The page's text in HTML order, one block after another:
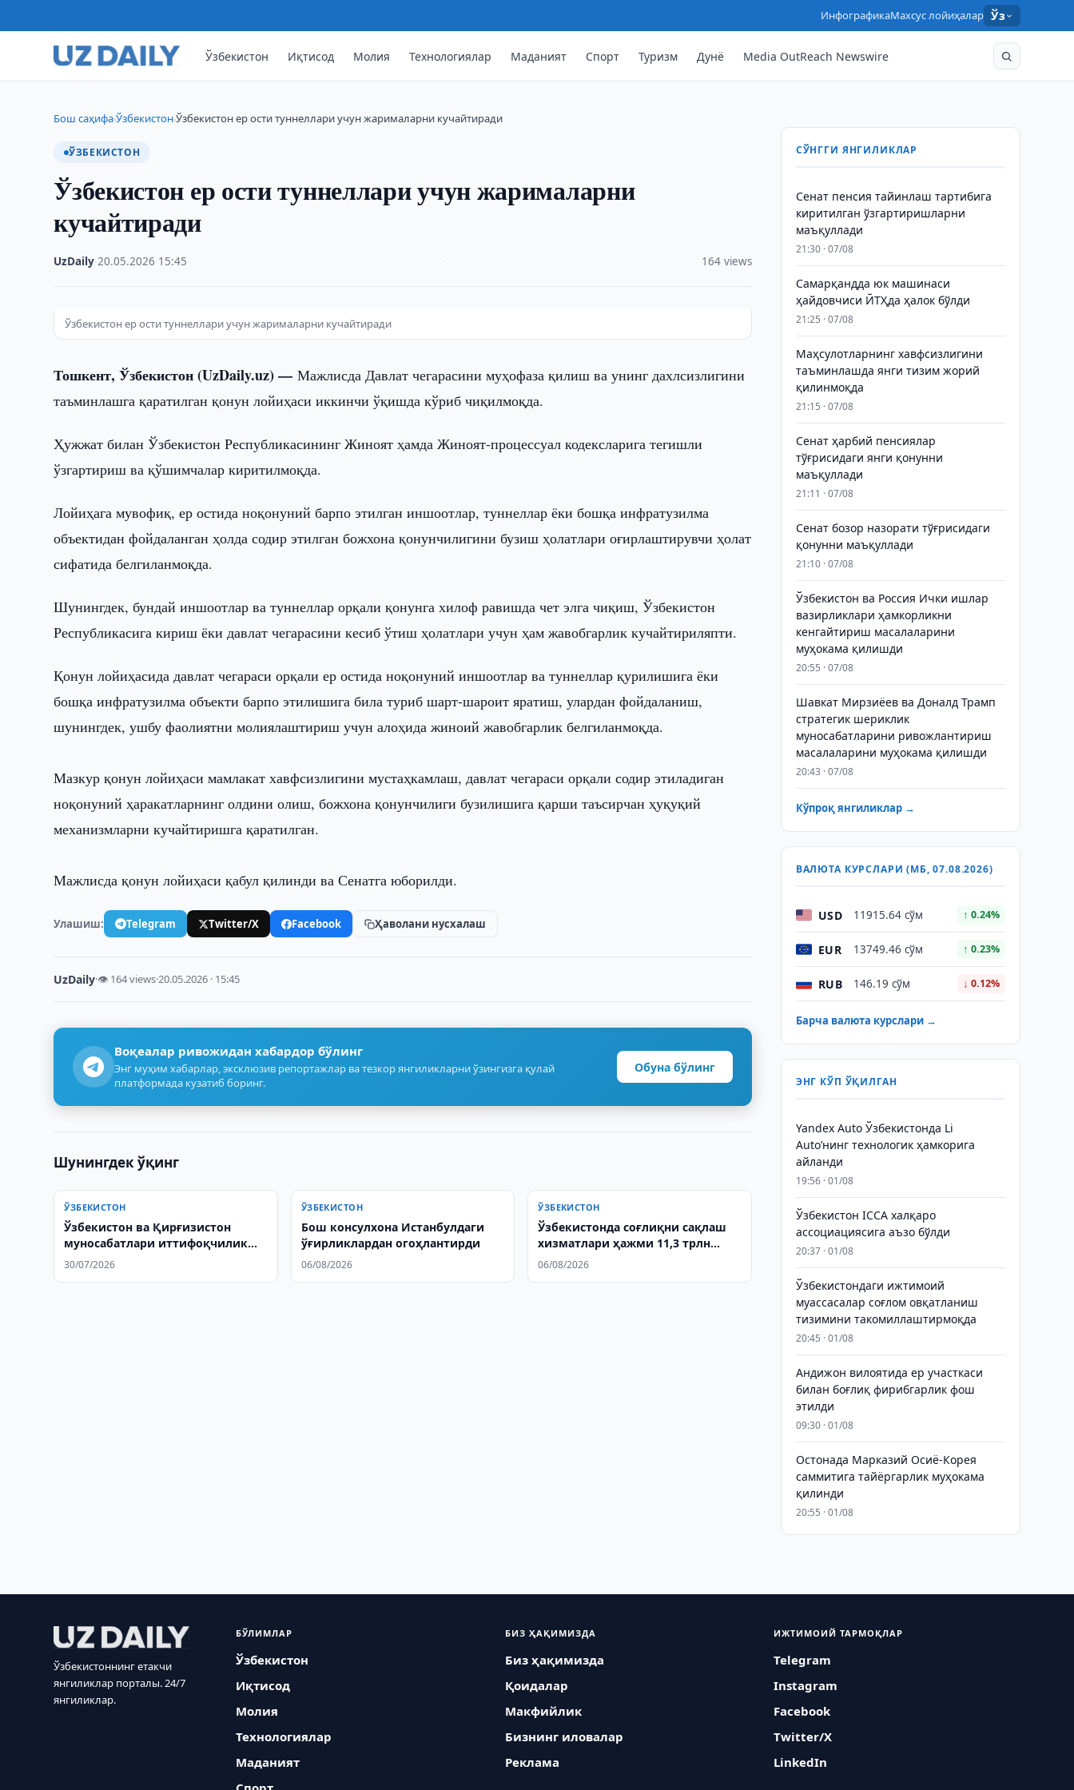
ИнфографикаМахсус лойиҳалар Ўз
Ўзбекистон Иқтисод Молия Технологиялар Маданият Спорт Туризм Дунё Media OutReach Newswire
Бош саҳифа›Ўзбекистон›Ўзбекистон ер ости туннеллари учун жарималарни кучайтиради
ЎЗБЕКИСТОН
Ўзбекистон ер ости туннеллари учун жарималарни
кучайтиради
UzDaily ·20.05.2026 15:45 164 views
Ўзбекистон ер ости туннеллари учун жарималарни кучайтиради
Тошкент, Ўзбекистон (UzDaily.uz) —Мажлисда Давлат чегарасини муҳофаза қилиш ва унинг дахлсизлигини
таъминлашга қаратилган қонун лойиҳаси иккинчи ўқишда кўриб чиқилмоқда.
Ҳужжат билан Ўзбекистон Республикасининг Жиноят ҳамда Жиноят-процессуал кодексларига тегишли
ўзгартириш ва қўшимчалар киритилмоқда.
Лойиҳага мувофиқ, ер остида ноқонуний барпо этилган иншоотлар, туннеллар ёки бошқа инфратузилма
объектидан фойдаланган ҳолда содир этилган божхона қонунчилигини бузиш ҳолатлари оғирлаштирувчи ҳолат
сифатида белгиланмоқда.
Шунингдек, бундай иншоотлар ва туннеллар орқали қонунга хилоф равишда чет элга чиқиш, Ўзбекистон
Республикасига кириш ёки давлат чегарасини кесиб ўтиш ҳолатлари учун ҳам жавобгарлик кучайтириляпти.
Қонун лойиҳасида давлат чегараси орқали ер остида ноқонуний иншоотлар ва туннеллар қурилишига ёки
бошқа инфратузилма объекти барпо этилишига била туриб шарт-шароит яратиш, улардан фойдаланиш,
шунингдек, ушбу фаолиятни молиялаштириш учун алоҳида жиноий жавобгарлик белгиланмоқда.
Мазкур қонун лойиҳаси мамлакат хавфсизлигини мустаҳкамлаш, давлат чегараси орқали содир этиладиган
ноқонуний ҳаракатларнинг олдини олиш, божхона қонунчилиги бузилишига қарши таъсирчан ҳуқуқий
механизмларни кучайтиришга қаратилган.
Мажлисда қонун лойиҳаси қабул қилинди ва Сенатга юборилди.
Улашиш: Telegram Twitter/X Facebook Ҳаволани нусхалаш
UzDaily·👁 164 views·20.05.2026 · 15:45
Воқеалар ривожидан хабардор бўлинг
Энг муҳим хабарлар, эксклюзив репортажлар ва тезкор янгиликларни ўзингизга қулай
платформада кузатиб боринг.
Обуна бўлинг
Шунингдек ўқинг
ЎЗБЕКИСТОН
Ўзбекистон ва Қирғизистон
муносабатлари иттифоқчилик
даражасига кўтарилди
30/07/2026
ЎЗБЕКИСТОН
Бош консулхона Истанбулдаги
ўғирликлардан огоҳлантирди
06/08/2026
ЎЗБЕКИСТОН
Ўзбекистонда соғлиқни сақлаш
хизматлари ҳажми 11,3 трлн
сўмга етди
06/08/2026
СЎНГГИ ЯНГИЛИКЛАР
Сенат пенсия тайинлаш тартибига
киритилган ўзгартиришларни
маъқуллади
21:30 · 07/08
Самарқандда юк машинаси
ҳайдовчиси ЙТҲда ҳалок бўлди
21:25 · 07/08
Маҳсулотларнинг хавфсизлигини
таъминлашда янги тизим жорий
қилинмоқда
21:15 · 07/08
Сенат ҳарбий пенсиялар
тўғрисидаги янги қонунни
маъқуллади
21:11 · 07/08
Сенат бозор назорати тўғрисидаги
қонунни маъқуллади
21:10 · 07/08
Ўзбекистон ва Россия Ички ишлар
вазирликлари ҳамкорликни
кенгайтириш масалаларини
муҳокама қилишди
20:55 · 07/08
Шавкат Мирзиёев ва Доналд Трамп
стратегик шериклик
муносабатларини ривожлантириш
масалаларини муҳокама қилишди
20:43 · 07/08
Кўпроқ янгиликлар →
ВАЛЮТА КУРСЛАРИ (МБ, 07.08.2026)
USD 11915.64 сўм ↑ 0.24%
EUR 13749.46 сўм ↑ 0.23%
RUB 146.19 сўм ↓ 0.12%
Барча валюта курслари →
ЭНГ КЎП ЎҚИЛГАН
Yandex Auto Ўзбекистонда Li
Auto’нинг технологик ҳамкорига
айланди
19:56 · 01/08
Ўзбекистон ICCA халқаро
ассоциациясига аъзо бўлди
20:37 · 01/08
Ўзбекистондаги ижтимоий
муассасалар соғлом овқатланиш
тизимини такомиллаштирмоқда
20:45 · 01/08
Андижон вилоятида ер участкаси
билан боғлиқ фирибгарлик фош
этилди
09:30 · 01/08
Остонада Марказий Осиё-Корея
саммитига тайёргарлик муҳокама
қилинди
20:55 · 01/08
Ўзбекистоннинг етакчи
янгиликлар порталы. 24/7
янгиликлар.
БЎЛИМЛАР
Ўзбекистон
Иқтисод
Молия
Технологиялар
Маданият
БИЗ ҲАҚИМИЗДА
Биз ҳақимизда
Қоидалар
Макфийлик
Бизнинг иловалар
Реклама
ИЖТИМОИЙ ТАРМОҚЛАР
Telegram
Instagram
Facebook
Twitter/X
LinkedIn